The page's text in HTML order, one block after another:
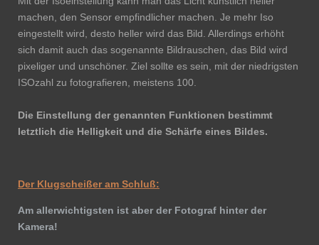
machen, den Sensor empfindlicher machen. Je mehr Iso
eingestellt wird, desto heller wird das Bild. Allerdings erhöht
sich damit auch das sogenannte Bildrauschen, das Bild wird
pixeliger und unschöner. Ziel sollte es sein, mit der niedrigsten
ISOzahl zu fotografieren, meistens 100.
Die Einstellung der genannten Funktionen bestimmt
letztlich die Helligkeit und die Schärfe eines Bildes.
Der Klugscheißer am Schluß:
Am allerwichtigsten ist aber der Fotograf hinter der
Kamera!